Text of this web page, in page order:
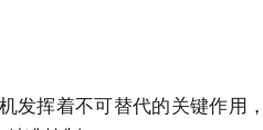
挥着不可替代的关键作用